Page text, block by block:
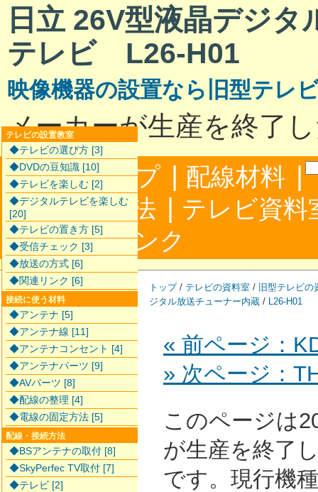
日立 26V型液晶デジタ
テレビ L26-H01
映像機器の設置なら旧型テレ
メーカーが生産を終了
サイトマップ | 配線材料 |
配線接続方法 | テレビ資料
合わせ|リンク
トップ/ テレビの資料室 / 旧型テレビの
ジタル放送チューナー内蔵 / L26-H01
« 前ページ：
» 次ページ：
このページは
が生産を終了
です。現行機
テレビの設置教室
◆テレビの選び方 [3]
◆DVDの豆知識 [10]
◆テレビを楽しむ [2]
◆デジタルテレビを楽しむ
[20]
◆テレビの置き方 [5]
◆受信チェック [3]
◆放送の方式 [6]
◆関連リンク [6]
接続に使う材料
◆アンテナ [5]
◆アンテナ線 [11]
◆アンテナコンセント [4]
◆アンテナパーツ [9]
◆AVパーツ [8]
◆配線の整理 [4]
◆電線の固定方法 [5]
配線・接続方法
◆BSアンテナの取付 [8]
◆SkyPerfec TV取付 [7]
◆テレビ [2]